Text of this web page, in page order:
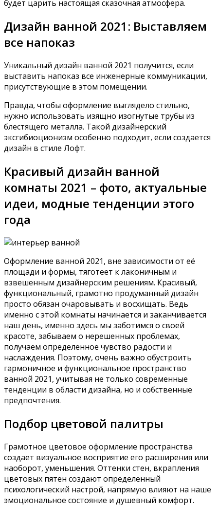
будет царить настоящая сказочная атмосфера.
Дизайн ванной 2021: Выставляем
все напоказ
Уникальный дизайн ванной 2021 получится, если
выставить напоказ все инженерные коммуникации,
присутствующие в этом помещении.
Правда, чтобы оформление выглядело стильно,
нужно использовать изящно изогнутые трубы из
блестящего металла. Такой дизайнерский
эксгибиоционизм особенно подходит, если создается
дизайн в стиле Лофт.
Красивый дизайн ванной
комнаты 2021 – фото, актуальные
идеи, модные тенденции этого
года
Оформление ванной 2021, вне зависимости от её
площади и формы, тяготеет к лаконичным и
взвешенным дизайнерским решениям. Красивый,
функциональный, грамотно продуманный дизайн
просто обязан очаровывать и восхищать. Ведь
именно с этой комнаты начинается и заканчивается
наш день, именно здесь мы заботимся о своей
красоте, забываем о нерешенных проблемах,
получаем определенное чувство радости и
наслаждения. Поэтому, очень важно обустроить
гармоничное и функциональное пространство
ванной 2021, учитывая не только современные
тенденции в области дизайна, но и собственные
предпочтения.
Подбор цветовой палитры
Грамотное цветовое оформление пространства
создает визуальное восприятие его расширения или
наоборот, уменьшения. Оттенки стен, вкрапления
цветовых пятен создают определенный
психологический настрой, напрямую влияют на наше
эмоциональное состояние и душевный комфорт.